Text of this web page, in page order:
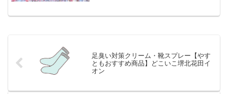
足臭い対策クリーム・靴スプレー【やす
ともおすすめ商品】どこいこ堺北花田イ
オン